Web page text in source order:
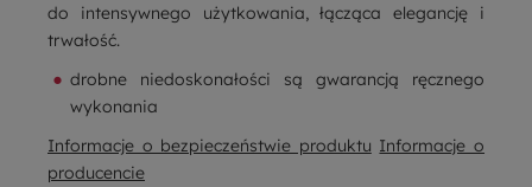
do intensywnego użytkowania, łącząca elegancję i
trwałość.
drobne niedoskonałości są gwarancją ręcznego
wykonania
Informacje o bezpieczeństwie produktu Informacje o
producencie